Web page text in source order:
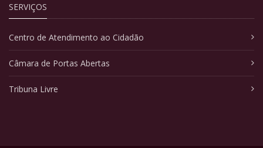
SERVIÇOS
Centro de Atendimento ao Cidadão
Câmara de Portas Abertas
Tribuna Livre